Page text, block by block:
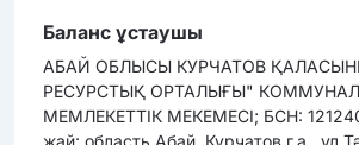
Баланс ұстаушы
АБАЙ ОБЛЫСЫ КУРЧАТОВ
РЕСУРСТЫҚ ОРТАЛЫҒЫ"
МЕМЛЕКЕТТІК МЕКЕМЕСІ; БСН:
жай: область Абай, Курчатов г.а.,